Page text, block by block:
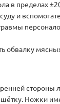
в пределах
и
обвалку
стороны
Ножки